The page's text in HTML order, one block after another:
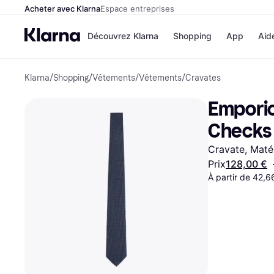
Acheter avec KlarnaEspace entreprises
Découvrez Klarna
Options de
paiement
Payer maintenant
Paiement en 3 fois
Paiement à 30 jours
Klarna sur Apple Pay
Shopping
Airbnb
Temu
JD Sports
App
Klarna/Shopping/Vêtements/Vêtements/Cravates
Checks
Cravate,
Prix128,00 € ·
À partir de